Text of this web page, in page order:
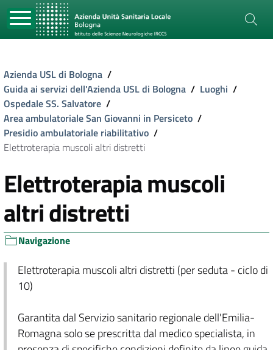
Azienda USL di Bologna /
Guida ai servizi dell'Azienda USL di Bologna / Luoghi /
Ospedale SS. Salvatore /
Area ambulatoriale San Giovanni in Persiceto /
Presidio ambulatoriale riabilitativo /
Elettroterapia muscoli altri distretti
Elettroterapia muscoli
altri distretti
Navigazione
Elettroterapia muscoli altri distretti (per seduta - ciclo di
10)
Garantita dal Servizio sanitario regionale dell'Emilia-
Romagna solo se prescritta dal medico specialista, in